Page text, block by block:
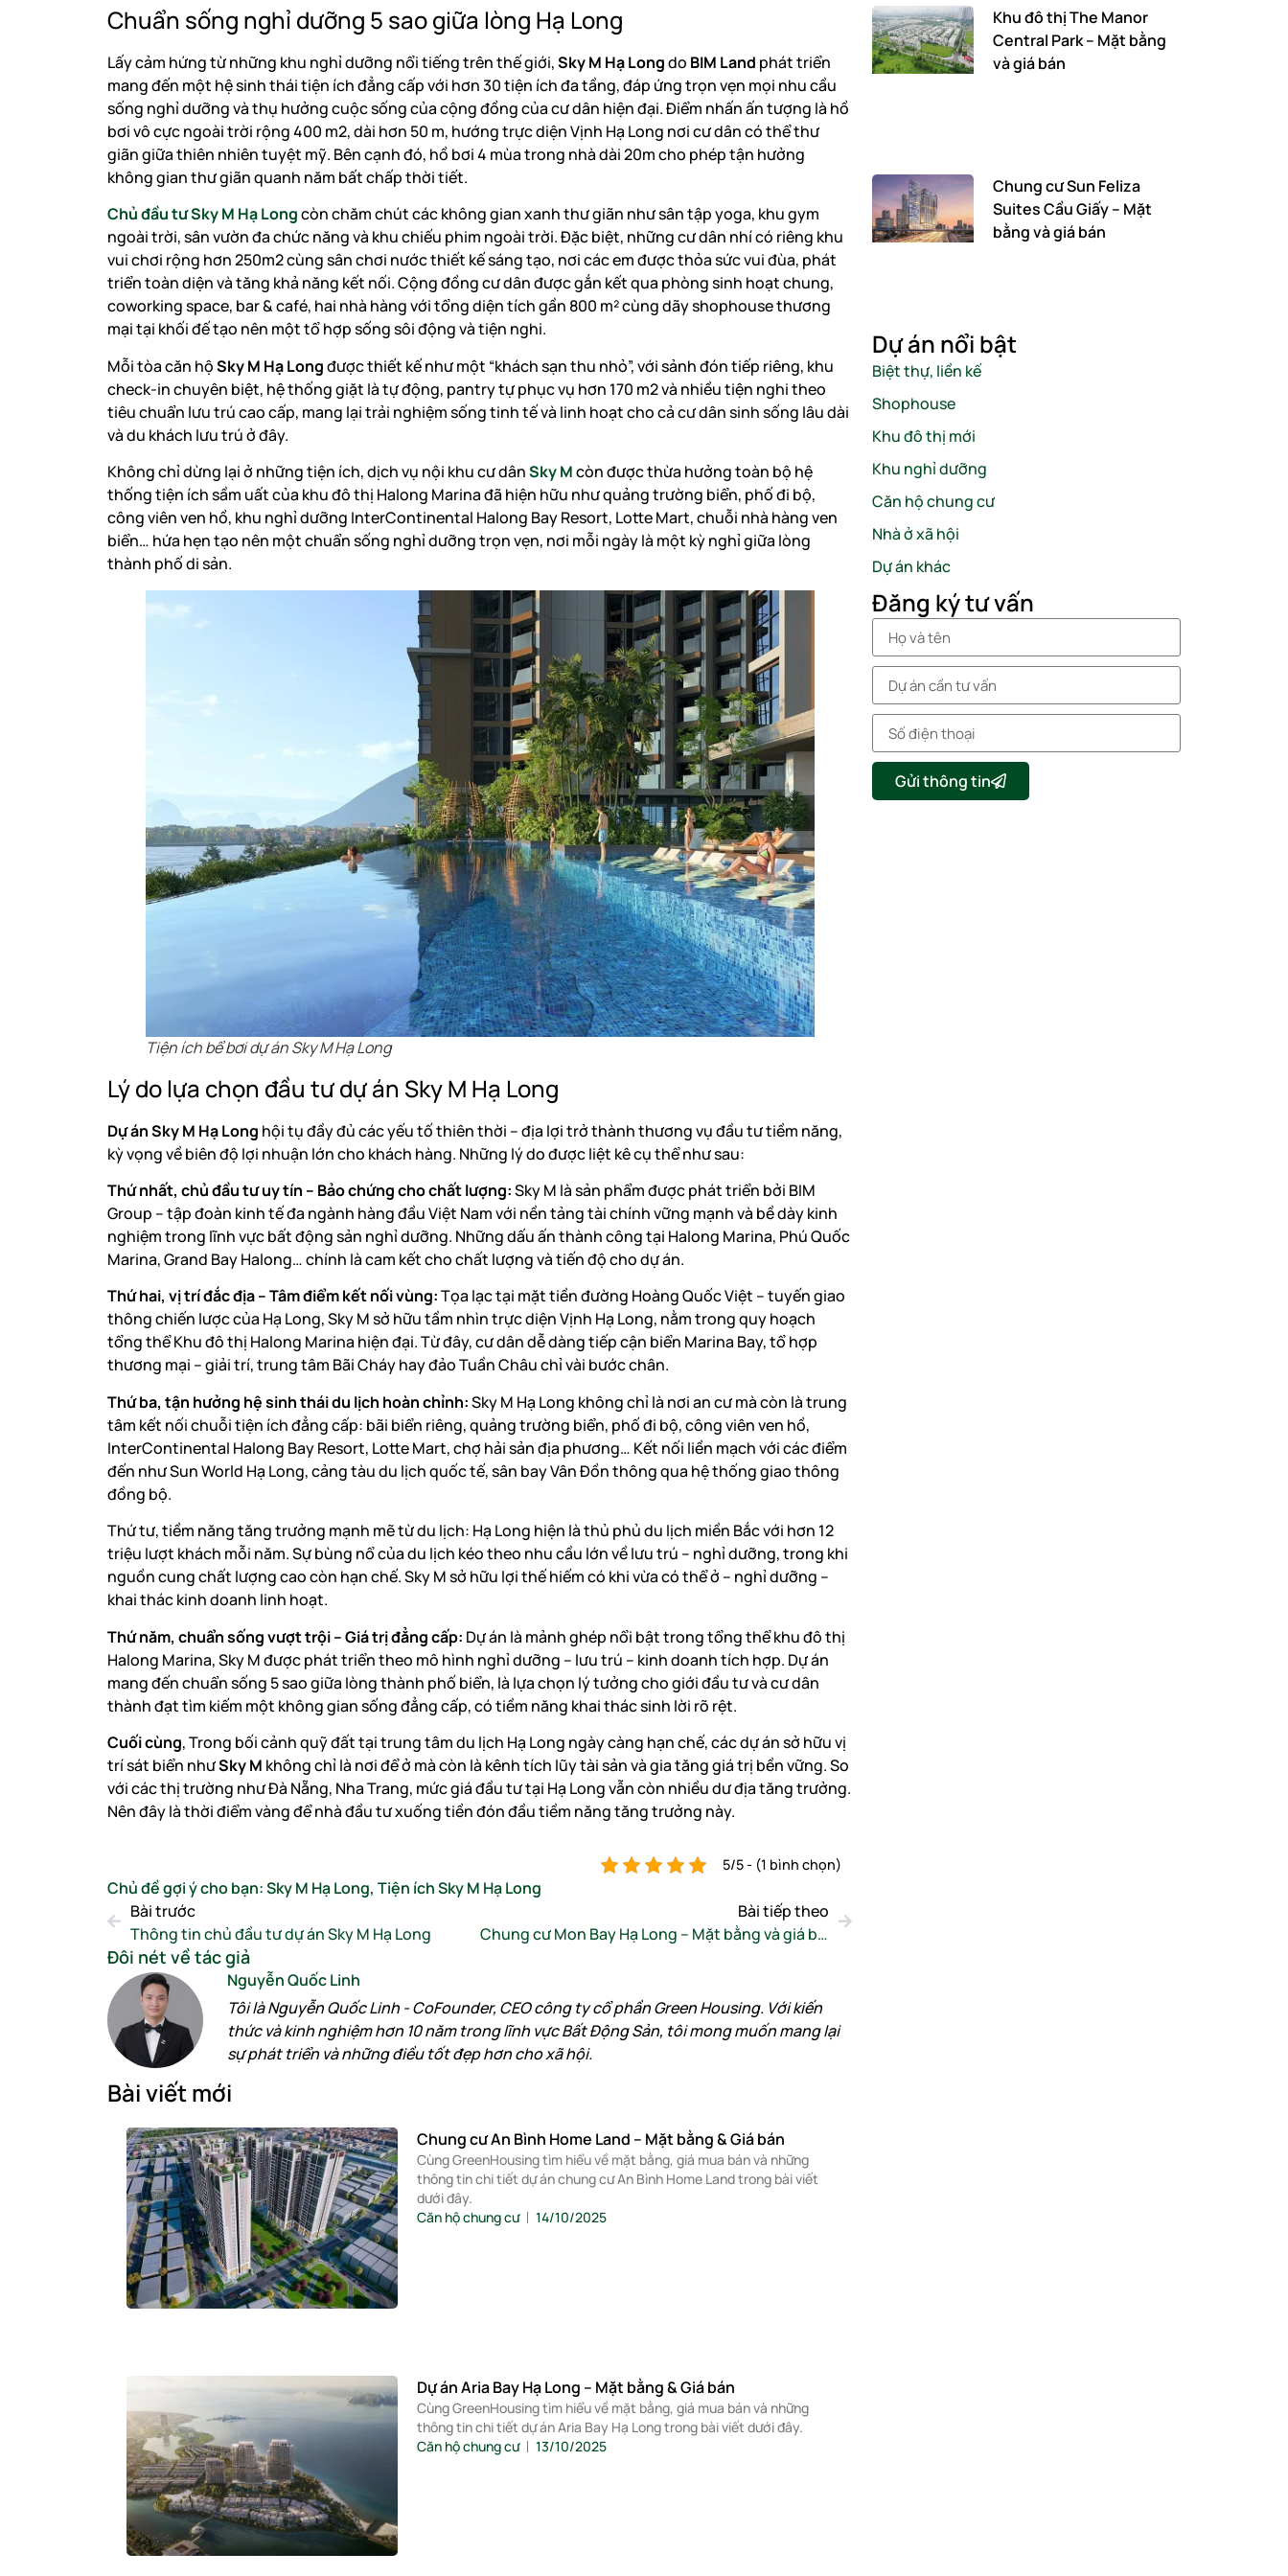
Chuẩn sống nghỉ dưỡng 5 sao giữa lòng Hạ Long
Lấy cảm hứng từ những khu nghỉ dưỡng nổi tiếng trên thế giới,Sky M Hạ Longdo BIM Land phát triển
mang đến một hệ sinh thái tiện ích đẳng cấp với hơn 30 tiện ích đa tầng, đáp ứng trọn vẹn mọi nhu cầu
sống nghỉ dưỡng và thụ hưởng cuộc sống của cộng đồng của cư dân hiện đại. Điểm nhấn ấn tượng là hồ
bơi vô cực ngoài trời rộng 400 m2, dài hơn 50 m, hướng trực diện Vịnh Hạ Long nơi cư dân có thể thư
giãn giữa thiên nhiên tuyệt mỹ. Bên cạnh đó, hồ bơi 4 mùa trong nhà dài 20m cho phép tận hưởng
không gian thư giãn quanh năm bất chấp thời tiết.
Chủ đầu tư Sky M Hạ Longcòn chăm chút các không gian xanh thư giãn như sân tập yoga, khu gym
ngoài trời, sân vườn đa chức năng và khu chiếu phim ngoài trời. Đặc biệt, những cư dân nhí có riêng khu
vui chơi rộng hơn 250m2 cùng sân chơi nước thiết kế sáng tạo, nơi các em được thỏa sức vui đùa, phát
triển toàn diện và tăng khả năng kết nối. Cộng đồng cư dân được gắn kết qua phòng sinh hoạt chung,
coworking space, bar & café, hai nhà hàng với tổng diện tích gần 800 m² cùng dãy shophouse thương
mại tại khối đế tạo nên một tổ hợp sống sôi động và tiện nghi.
Mỗi tòa căn hộSky M Hạ Longđược thiết kế như một “khách sạn thu nhỏ”, với sảnh đón tiếp riêng, khu
check-in chuyên biệt, hệ thống giặt là tự động, pantry tự phục vụ hơn 170 m2 và nhiều tiện nghi theo
tiêu chuẩn lưu trú cao cấp, mang lại trải nghiệm sống tinh tế và linh hoạt cho cả cư dân sinh sống lâu dài
và du khách lưu trú ở đây.
Không chỉ dừng lại ở những tiện ích, dịch vụ nội khu cư dânSky Mcòn được thừa hưởng toàn bộ hệ
thống tiện ích sầm uất của khu đô thị Halong Marina đã hiện hữu như quảng trường biển, phố đi bộ,
công viên ven hồ, khu nghỉ dưỡng InterContinental Halong Bay Resort, Lotte Mart, chuỗi nhà hàng ven
biển… hứa hẹn tạo nên một chuẩn sống nghỉ dưỡng trọn vẹn, nơi mỗi ngày là một kỳ nghỉ giữa lòng
thành phố di sản.
Tiện ích bể bơi dự án Sky M Hạ Long
Lý do lựa chọn đầu tư dự án Sky M Hạ Long
Dự án Sky M Hạ Long hội tụ đầy đủ các yếu tố thiên thời – địa lợi trở thành thương vụ đầu tư tiềm năng,
kỳ vọng về biên độ lợi nhuận lớn cho khách hàng. Những lý do được liệt kê cụ thể như sau:
Thứ nhất, chủ đầu tư uy tín – Bảo chứng cho chất lượng:Sky M là sản phẩm được phát triển bởi BIM
Group – tập đoàn kinh tế đa ngành hàng đầu Việt Nam với nền tảng tài chính vững mạnh và bề dày kinh
nghiệm trong lĩnh vực bất động sản nghỉ dưỡng. Những dấu ấn thành công tại Halong Marina, Phú Quốc
Marina, Grand Bay Halong… chính là cam kết cho chất lượng và tiến độ cho dự án.
Thứ hai, vị trí đắc địa – Tâm điểm kết nối vùng:Tọa lạc tại mặt tiền đường Hoàng Quốc Việt – tuyến giao
thông chiến lược của Hạ Long, Sky M sở hữu tầm nhìn trực diện Vịnh Hạ Long, nằm trong quy hoạch
tổng thể Khu đô thị Halong Marina hiện đại. Từ đây, cư dân dễ dàng tiếp cận biển Marina Bay, tổ hợp
thương mại – giải trí, trung tâm Bãi Cháy hay đảo Tuần Châu chỉ vài bước chân.
Thứ ba, tận hưởng hệ sinh thái du lịch hoàn chỉnh:Sky M Hạ Long không chỉ là nơi an cư mà còn là trung
tâm kết nối chuỗi tiện ích đẳng cấp: bãi biển riêng, quảng trường biển, phố đi bộ, công viên ven hồ,
InterContinental Halong Bay Resort, Lotte Mart, chợ hải sản địa phương… Kết nối liền mạch với các điểm
đến như Sun World Hạ Long, cảng tàu du lịch quốc tế, sân bay Vân Đồn thông qua hệ thống giao thông
đồng bộ.
Thứ tư, tiềm năng tăng trưởng mạnh mẽ từ du lịch: Hạ Long hiện là thủ phủ du lịch miền Bắc với hơn 12
triệu lượt khách mỗi năm. Sự bùng nổ của du lịch kéo theo nhu cầu lớn về lưu trú – nghỉ dưỡng, trong khi
nguồn cung chất lượng cao còn hạn chế. Sky M sở hữu lợi thế hiếm có khi vừa có thể ở – nghỉ dưỡng –
khai thác kinh doanh linh hoạt.
Thứ năm, chuẩn sống vượt trội – Giá trị đẳng cấp: Dự án là mảnh ghép nổi bật trong tổng thể khu đô thị
Halong Marina, Sky M được phát triển theo mô hình nghỉ dưỡng – lưu trú – kinh doanh tích hợp. Dự án
mang đến chuẩn sống 5 sao giữa lòng thành phố biển, là lựa chọn lý tưởng cho giới đầu tư và cư dân
thành đạt tìm kiếm một không gian sống đẳng cấp, có tiềm năng khai thác sinh lời rõ rệt.
Cuối cùng, Trong bối cảnh quỹ đất tại trung tâm du lịch Hạ Long ngày càng hạn chế, các dự án sở hữu vị
trí sát biển nhưSky M không chỉ là nơi để ở mà còn là kênh tích lũy tài sản và gia tăng giá trị bền vững. So
với các thị trường như Đà Nẵng, Nha Trang, mức giá đầu tư tại Hạ Long vẫn còn nhiều dư địa tăng trưởng.
Nên đây là thời điểm vàng để nhà đầu tư xuống tiền đón đầu tiềm năng tăng trưởng này.
5/5 - (1 bình chọn)
Chủ đề gợi ý cho bạn:Sky M Hạ Long, Tiện ích Sky M Hạ Long
Bài trước
Thông tin chủ đầu tư dự án Sky M Hạ Long
Bài tiếp theo
Chung cư Mon Bay Hạ Long – Mặt bằng và giá bán
Đôi nét về tác giả
Nguyễn Quốc Linh
Tôi là Nguyễn Quốc Linh - CoFounder, CEO công ty cổ phần Green Housing. Với kiến
thức và kinh nghiệm hơn 10 năm trong lĩnh vực Bất Động Sản, tôi mong muốn mang lại
sự phát triển và những điều tốt đẹp hơn cho xã hội.
Bài viết mới
Chung cư An Bình Home Land – Mặt bằng & Giá bán
Cùng GreenHousing tìm hiểu về mặt bằng, giá mua bán và những
thông tin chi tiết dự án chung cư An Bình Home Land trong bài viết
dưới đây.
Căn hộ chung cư
14/10/2025
Dự án Aria Bay Hạ Long – Mặt bằng & Giá bán
Cùng GreenHousing tìm hiểu về mặt bằng, giá mua bán và những
thông tin chi tiết dự án Aria Bay Hạ Long trong bài viết dưới đây.
Căn hộ chung cư
13/10/2025
Khu đô thị The Manor
Central Park – Mặt bằng
và giá bán
Chung cư Sun Feliza
Suites Cầu Giấy – Mặt
bằng và giá bán
Dự án nổi bật
Biệt thự, liền kế
Shophouse
Khu đô thị mới
Khu nghỉ dưỡng
Căn hộ chung cư
Nhà ở xã hội
Dự án khác
Đăng ký tư vấn
Gửi thông tin